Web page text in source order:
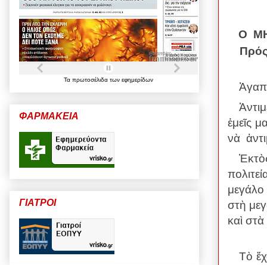
Ο
ἐμεῖς
νὰ
στὴ
καὶ
Τὸ
Τα πρωτοσέλιδα των εφημερίδων
ΦΑΡΜΑΚΕΙΑ
ΓΙΑΤΡΟΙ